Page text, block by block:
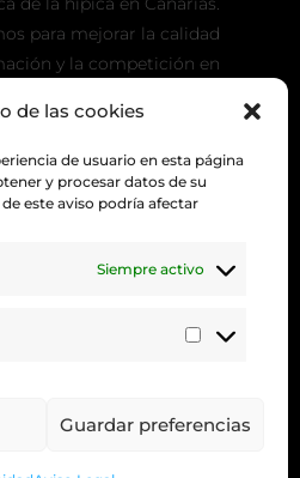
de las cookies
de usuario en esta página
y procesar datos de su
este aviso podría afectar
Siempre activo
Guardar preferencias
para mejorar la calidad
y la competición en